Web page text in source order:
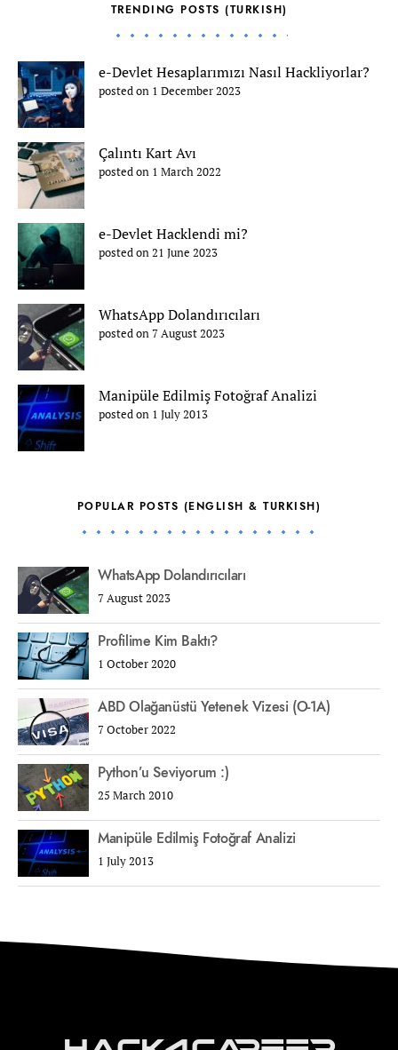
TRENDING POSTS (TURKISH)
e-Devlet Hesaplarımızı Nasıl Hackliyorlar?
posted on 1 December 2023
Çalıntı Kart Avı
posted on 1 March 2022
e-Devlet Hacklendi mi?
posted on 21 June 2023
WhatsApp Dolandırıcıları
posted on 7 August 2023
Manipüle Edilmiş Fotoğraf Analizi
posted on 1 July 2013
POPULAR POSTS (ENGLISH & TURKISH)
WhatsApp Dolandırıcıları
7 August 2023
Profilime Kim Baktı?
1 October 2020
ABD Olağanüstü Yetenek Vizesi (O-1A)
7 October 2022
Python’u Seviyorum :)
25 March 2010
Manipüle Edilmiş Fotoğraf Analizi
1 July 2013